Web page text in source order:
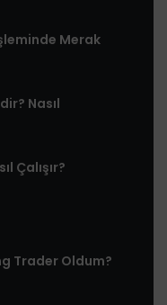
Merak
Nasıl
Çalışır?
Trader Oldum?